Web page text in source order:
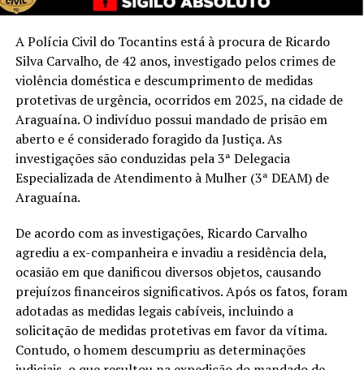
A Polícia Civil do Tocantins está à procura de Ricardo
Silva Carvalho, de 42 anos, investigado pelos crimes de
violência doméstica e descumprimento de medidas
protetivas de urgência, ocorridos em 2025, na cidade de
Araguaína. O indivíduo possui mandado de prisão em
aberto e é considerado foragido da Justiça. As
investigações são conduzidas pela 3ª Delegacia
Especializada de Atendimento à Mulher (3ª DEAM) de
Araguaína.
De acordo com as investigações, Ricardo Carvalho
agrediu a ex-companheira e invadiu a residência dela,
ocasião em que danificou diversos objetos, causando
prejuízos financeiros significativos. Após os fatos, foram
adotadas as medidas legais cabíveis, incluindo a
solicitação de medidas protetivas em favor da vítima.
Contudo, o homem descumpriu as determinações